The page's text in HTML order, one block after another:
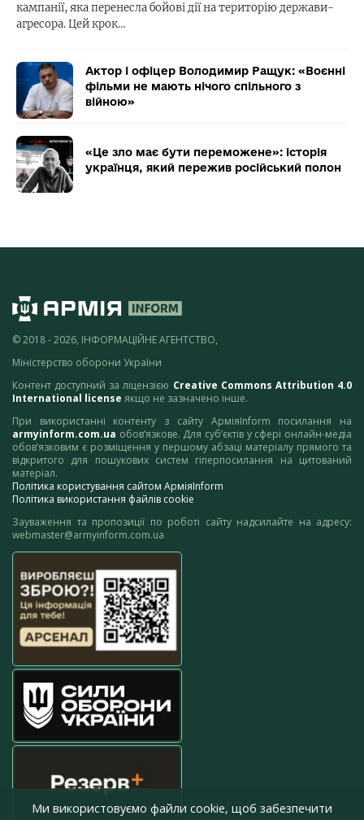
кампанії, яка перенесла бойові дії на територію держави-
агресора. Цей крок…
Актор і офіцер Володимир Ращук: «Воєнні
фільми не мають нічого спільного з
війною»
«Це зло має бути переможене»: історія
українця, який пережив російський полон
© 2018 - 2026, ІНФОРМАЦІЙНЕ АГЕНТСТВО,
Міністерство оборони України
Контент доступний за ліцензією Creative Commons Attribution 4.0
International license якщо не зазначено інше.
При використанні контенту з сайту АрміяInform посилання на
armyinform.com.ua обов’язкове. Для суб’єктів у сфері онлайн-медіа
обов’язковим є розміщення у першому абзаці матеріалу прямого та
відкритого для пошукових систем гіперпосилання на цитований
матеріал.
Політика користування сайтом АрміяInform
Політика використання файлів cookie
Зауваження та пропозиції по роботі сайту надсилайте на адресу:
webmaster@armyinform.com.ua
Ми використовуємо файли cookie, щоб забезпечити